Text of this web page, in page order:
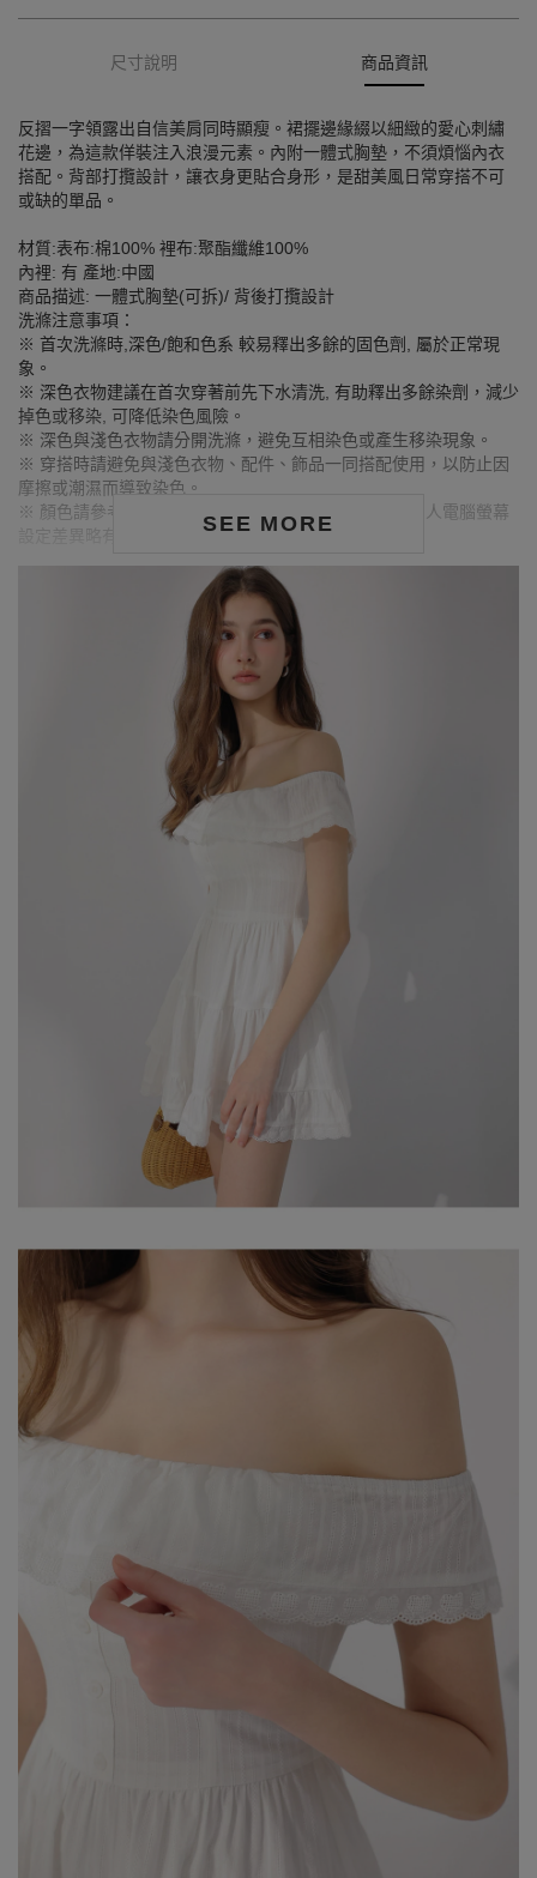
尺寸說明 商品資訊
SEE MORE
反摺一字領露出自信美肩同時顯瘦。裙擺邊緣綴以細緻的愛心刺繡
花邊，為這款佯裝注入浪漫元素。內附一體式胸墊，不須煩惱內衣
搭配。背部打攬設計，讓衣身更貼合身形，是甜美風日常穿搭不可
或缺的單品。
材質:表布:棉100% 裡布:聚酯纖維100%
內裡: 有 產地:中國
商品描述: 一體式胸墊(可拆)/ 背後打攬設計
洗滌注意事項：
※ 首次洗滌時,深色/飽和色系 較易釋出多餘的固色劑, 屬於正常現
象。
※ 深色衣物建議在首次穿著前先下水清洗, 有助釋出多餘染劑，減少
掉色或移染, 可降低染色風險。
※ 深色與淺色衣物請分開洗滌，避免互相染色或產生移染現象。
※ 穿搭時請避免與淺色衣物、配件、飾品一同搭配使用，以防止因
摩擦或潮濕而導致染色。
※ 顏色請參考單品圖片較為接近，但因圖檔顏色會因個人電腦螢幕
設定差異略有不同，請以實際商品顏色為準。
身高177cm／胸圍Bust：83cm
腰圍Waist：60cm／臀圍hips：89cm
試穿報告：模特兒穿著S號